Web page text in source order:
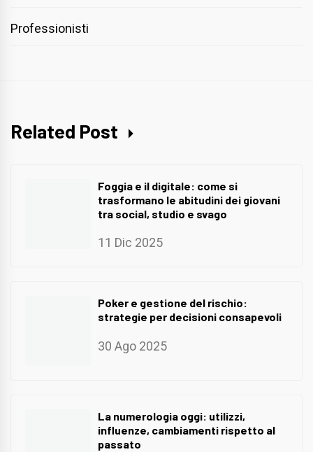
Professionisti
Related Post
Foggia e il digitale: come si
trasformano le abitudini dei giovani
tra social, studio e svago
11 Dic 2025
Poker e gestione del rischio:
strategie per decisioni consapevoli
30 Ago 2025
La numerologia oggi: utilizzi,
influenze, cambiamenti rispetto al
passato